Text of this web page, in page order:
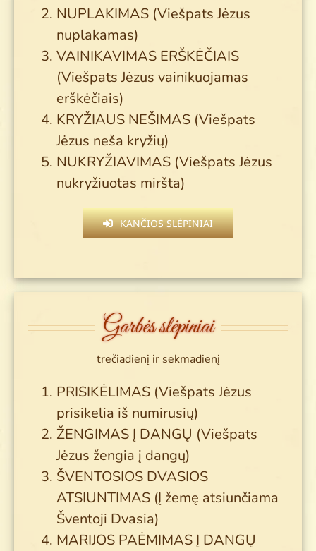
NUPLAKIMAS (Viešpats Jėzus
nuplakamas)
VAINIKAVIMAS ERŠKĖČIAIS
(Viešpats Jėzus vainikuojamas
erškėčiais)
KRYŽIAUS NEŠIMAS (Viešpats
Jėzus neša kryžių)
NUKRYŽIAVIMAS (Viešpats Jėzus
nukryžiuotas miršta)
KANČIOS SLĖPINIAI
Garbės slėpiniai
trečiadienį ir sekmadienį
PRISIKĖLIMAS (Viešpats Jėzus
prisikelia iš numirusių)
ŽENGIMAS Į DANGŲ (Viešpats
Jėzus žengia į dangų)
ŠVENTOSIOS DVASIOS
ATSIUNTIMAS (Į žemę atsiunčiama
Šventoji Dvasia)
MARIJOS PAĖMIMAS Į DANGŲ